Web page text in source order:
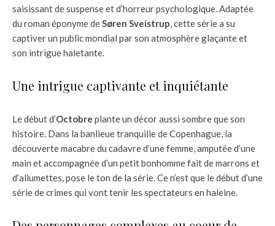
saisissant de suspense et d’horreur psychologique. Adaptée
du roman éponyme deSøren Sveistrup, cette série a su
captiver un public mondial par son atmosphère glaçante et
son intrigue haletante.
Une intrigue captivante et inquiétante
Le début d’Octobre plante un décor aussi sombre que son
histoire. Dans la banlieue tranquille de Copenhague, la
découverte macabre du cadavre d’une femme, amputée d’une
main et accompagnée d’un petit bonhomme fait de marrons et
d’allumettes, pose le ton de la série. Ce n’est que le début d’une
série de crimes qui vont tenir les spectateurs en haleine.